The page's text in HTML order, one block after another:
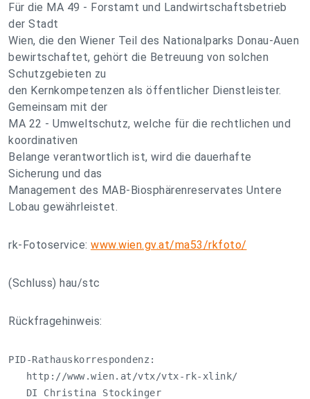
Für die MA 49 - Forstamt und Landwirtschaftsbetrieb
der Stadt
Wien, die den Wiener Teil des Nationalparks Donau-Auen
bewirtschaftet, gehört die Betreuung von solchen
Schutzgebieten zu
den Kernkompetenzen als öffentlicher Dienstleister.
Gemeinsam mit der
MA 22 - Umweltschutz, welche für die rechtlichen und
koordinativen
Belange verantwortlich ist, wird die dauerhafte
Sicherung und das
Management des MAB-Biosphärenreservates Untere
Lobau gewährleistet.
rk-Fotoservice: www.wien.gv.at/ma53/rkfoto/
(Schluss) hau/stc
Rückfragehinweis:
PID-Rathauskorrespondenz:
   http://www.wien.at/vtx/vtx-rk-xlink/
   DI Christina Stockinger